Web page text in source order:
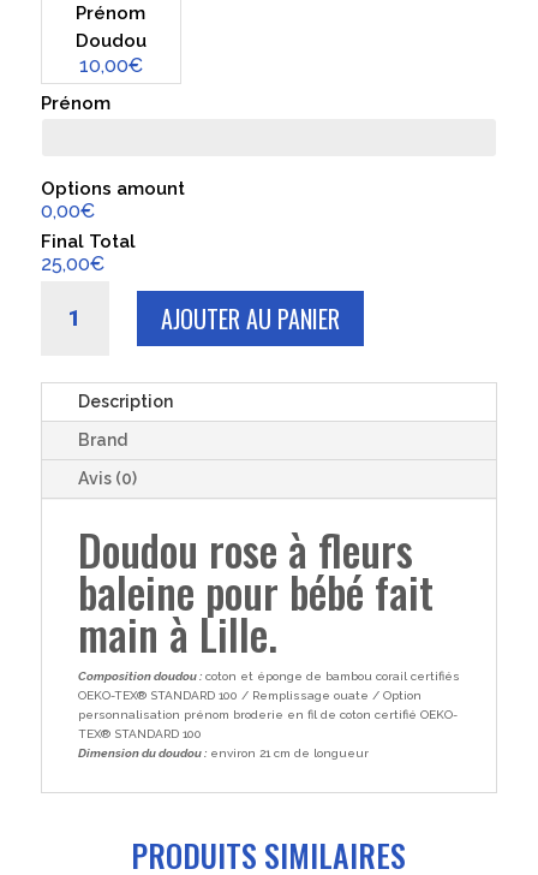
Prénom
Doudou
10,00€
Prénom
Options amount
0,00€
Final Total
25,00€
fleurs
bébé
garçon
baleine
éponge
21cm
AJOUTER AU PANIER
Description
Brand
Avis (0)
Doudou rose à fleurs
baleine pour bébé fait
main à Lille.
Composition doudou :coton et éponge de bambou corail certifiés
OEKO-TEX® STANDARD 100 / Remplissage ouate / Option
personnalisation prénom broderie en fil de coton certifié OEKO-
TEX® STANDARD 100
Dimension du doudou :environ 21 cm de longueur
PRODUITS SIMILAIRES